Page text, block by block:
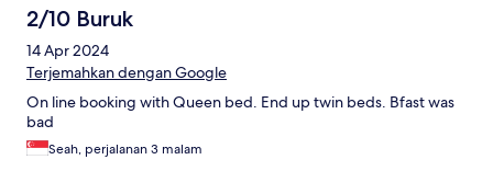
2/10 Buruk
14 Apr 2024
Terjemahkan dengan Google
On line booking with Queen bed. End up twin beds. Bfast was
bad
Seah, perjalanan 3 malam